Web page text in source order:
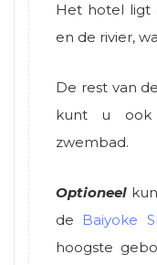
Het hotel ligt
en de rivier,
De rest van
kunt u ook
zwembad.
Optioneel
de Baiyoke
hoogste